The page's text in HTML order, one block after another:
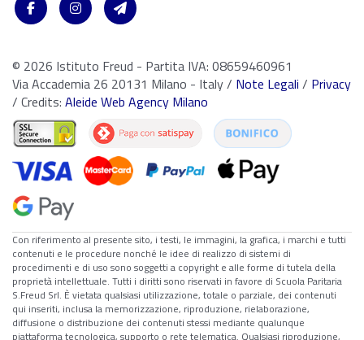
© 2026 Istituto Freud - Partita IVA: 08659460961
Via Accademia 26 20131 Milano - Italy / Note Legali / Privacy
/ Credits: Aleide Web Agency Milano
Con riferimento al presente sito, i testi, le immagini, la grafica, i marchi e tutti
contenuti e le procedure nonché le idee di realizzo di sistemi di
procedimenti e di uso sono soggetti a copyright e alle forme di tutela della
proprietà intellettuale. Tutti i diritti sono riservati in favore di Scuola Paritaria
S.Freud Srl. È vietata qualsiasi utilizzazione, totale o parziale, dei contenuti
qui inseriti, inclusa la memorizzazione, riproduzione, rielaborazione,
diffusione o distribuzione dei contenuti stessi mediante qualunque
piattaforma tecnologica, supporto o rete telematica. Qualsiasi riproduzione,